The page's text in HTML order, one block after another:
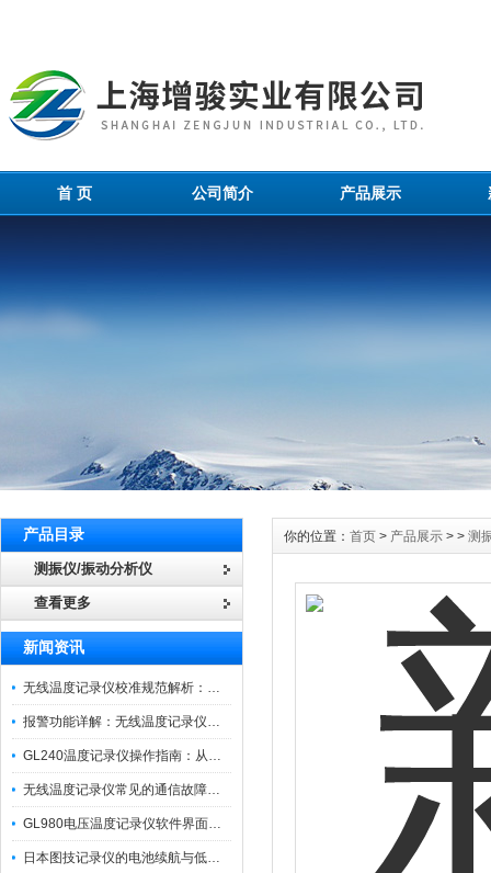
首 页 公司简介 产品展示
产品目录
测振仪/振动分析仪
查看更多
新闻资讯
无线温度记录仪校准规范解析：从多点比对到不确定度评定的实操流程
报警功能详解：无线温度记录仪的阈值设定与通知机制
GL240温度记录仪操作指南：从开箱、接线到数据导出的标准化流程
无线温度记录仪常见的通信故障诊断与排除指南
GL980电压温度记录仪软件界面功能与使用技巧
日本图技记录仪的电池续航与低功耗模式适用场景分析
你的位置： 首页 > 产品展示 > > 测